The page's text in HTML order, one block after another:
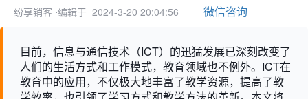
纷享销客 ⋅编辑于 2024-3-20 20:04:56 微信咨询
目前，信息与通信技术（ICT）的迅猛发展已深刻改变了
人们的生活方式和工作模式，教育领域也不例外。ICT在
教育中的应用，不仅极大地丰富了教学资源，提高了教